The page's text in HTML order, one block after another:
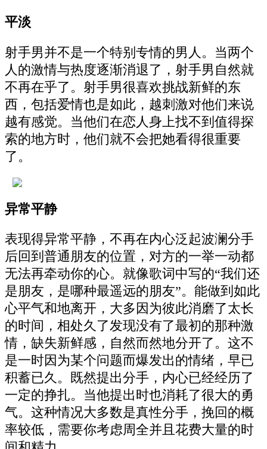
平淡
射手男并不是一个特别专情的男人。当两个
人的激情与热度逐渐消退了，射手男自然就
不再在乎了。射手男很喜欢挑战新鲜的东
西，包括爱情也是如此，越刺激对他们来说
越有感觉。当他们在恋人身上找不到值得探
索的地方时，他们就不会把她看得很重要
了。
异常平静
表现得异常平静，不再在内心泛起波澜分手
后回到普通朋友的位置，对方的一举一动都
无法再牵动你的心。就像歌词中写的“我们还
是朋友，是哪种最遥远的朋友”。能做到如此
心平气和地离开，大多因为彼此消磨了太长
的时间，相处久了发现没有了最初的那种激
情，缺失新鲜感，自然而然地分开了。这不
是一时因为某个问题而爆发出的情绪，早已
积蓄已久。既然提出分手，内心已经经历了
一定的挣扎。当他提出时也消耗了很大的勇
气。这种情况大多数是真性分手，挽回的概
率较低，需要你考虑周全并且花费大量的时